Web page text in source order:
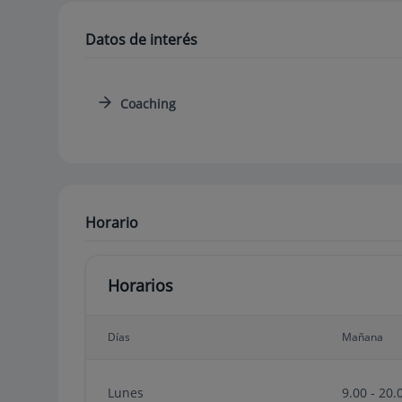
Datos de interés
Coaching
Horario
Horarios
Días Mañana
Lunes 9.00 -